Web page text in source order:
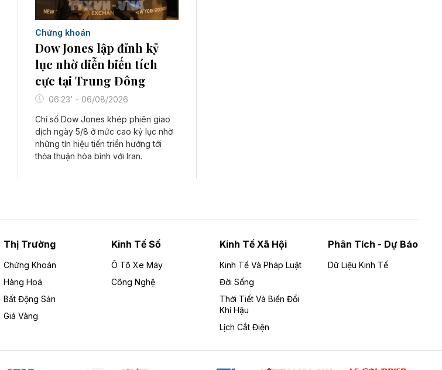
Chứng khoán
Dow Jones lập đỉnh kỷ
lục nhờ diễn biến tích
cực tại Trung Đông
06:23' - 06/08/2026
Chỉ số Dow Jones khép phiên giao
dịch ngày 5/8 ở mức cao kỷ lục nhờ
những tín hiệu tiến triển hướng tới
thỏa thuận hòa bình với Iran.
Thị Trường
Chứng Khoán
Hàng Hoá
Bất Động Sản
Giá Vàng
Kinh Tế Số
Ô Tô Xe Máy
Công Nghệ
Kinh Tế Xã Hội
Kinh Tế Và Pháp Luật
Đời Sống
Thời Tiết Và Biến Đổi
Khí Hậu
Lịch Cắt Điện
Phân Tích - Dự Báo
Dữ Liệu Kinh Tế